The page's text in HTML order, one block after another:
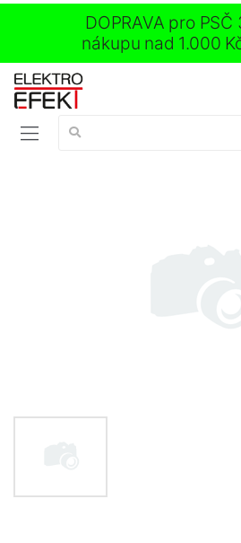
DOPRAVA pro
nákupu nad 1.000
Vyhledávání: